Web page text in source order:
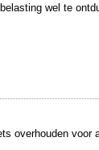
wel te
overhouden voor